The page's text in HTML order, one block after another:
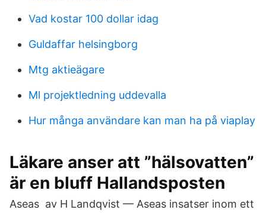
Vad kostar 100 dollar idag
Guldaffar helsingborg
Mtg aktieägare
Ml projektledning uddevalla
Hur många användare kan man ha på viaplay
Läkare anser att ”hälsovatten”
är en bluff Hallandsposten
Aseas av H Landqvist — Aseas insatser inom ett